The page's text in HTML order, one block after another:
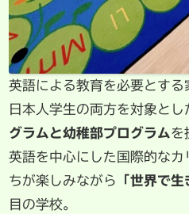
英語による教育を必要とする
日本人学生の両方を対象とし
グラムと幼稚部プログラムを
英語を中心にした国際的なカ
ちが楽しみながら
「世界で生
目の学校。